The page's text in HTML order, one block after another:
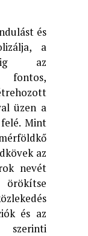
és
a
az
fontos,
üzen a
Mint
az
nevét
és az